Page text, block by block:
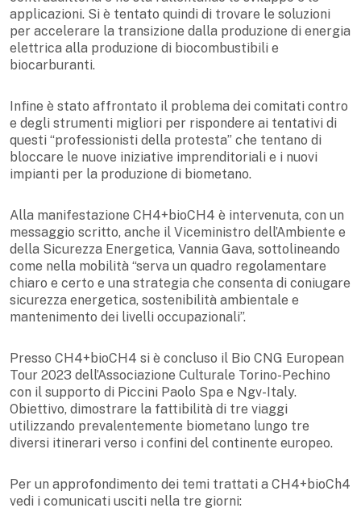
applicazioni. Si è tentato quindi di trovare le soluzioni
per accelerare la transizione dalla produzione di energia
elettrica alla produzione di biocombustibili e
biocarburanti.
Infine è stato affrontato il problema dei comitati contro
e degli strumenti migliori per rispondere ai tentativi di
questi “professionisti della protesta” che tentano di
bloccare le nuove iniziative imprenditoriali e i nuovi
impianti per la produzione di biometano.
Alla manifestazione CH4+bioCH4 è intervenuta, con un
messaggio scritto, anche il Viceministro dell’Ambiente e
della Sicurezza Energetica, Vannia Gava, sottolineando
come nella mobilità “serva un quadro regolamentare
chiaro e certo e una strategia che consenta di coniugare
sicurezza energetica, sostenibilità ambientale e
mantenimento dei livelli occupazionali”.
Presso CH4+bioCH4 si è concluso il Bio CNG European
Tour 2023 dell’Associazione Culturale Torino-Pechino
con il supporto di Piccini Paolo Spa e Ngv-Italy.
Obiettivo, dimostrare la fattibilità di tre viaggi
utilizzando prevalentemente biometano lungo tre
diversi itinerari verso i confini del continente europeo.
Per un approfondimento dei temi trattati a CH4+bioCh4
vedi i comunicati usciti nella tre giorni: